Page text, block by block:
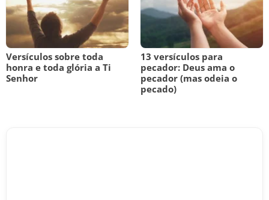
Versículos sobre toda
honra e toda glória a Ti
Senhor
13 versículos para
pecador: Deus ama o
pecador (mas odeia o
pecado)